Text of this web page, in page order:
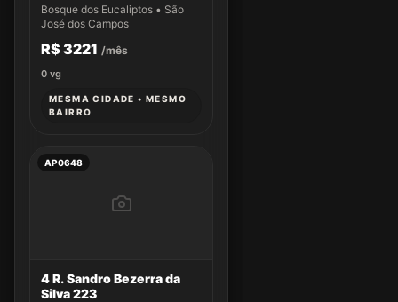
Bosque dos Eucaliptos • São
José dos Campos
R$ 3221 /mês
0 vg
MESMA CIDADE • MESMO
BAIRRO
AP0648
4 R. Sandro Bezerra da
Silva 223